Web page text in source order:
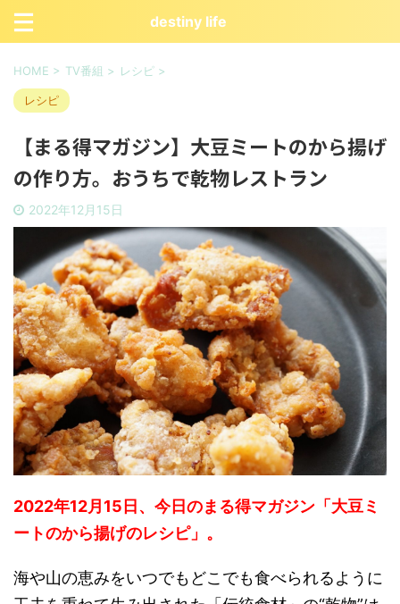
destiny life
HOME > TV番組 > レシピ >
レシピ
【まる得マガジン】大豆ミートのから揚げ
の作り方。おうちで乾物レストラン
2022年12月15日
2022年12月15日、今日のまる得マガジン「大豆ミ
ートのから揚げのレシピ」。
海や山の恵みをいつでもどこでも食べられるように